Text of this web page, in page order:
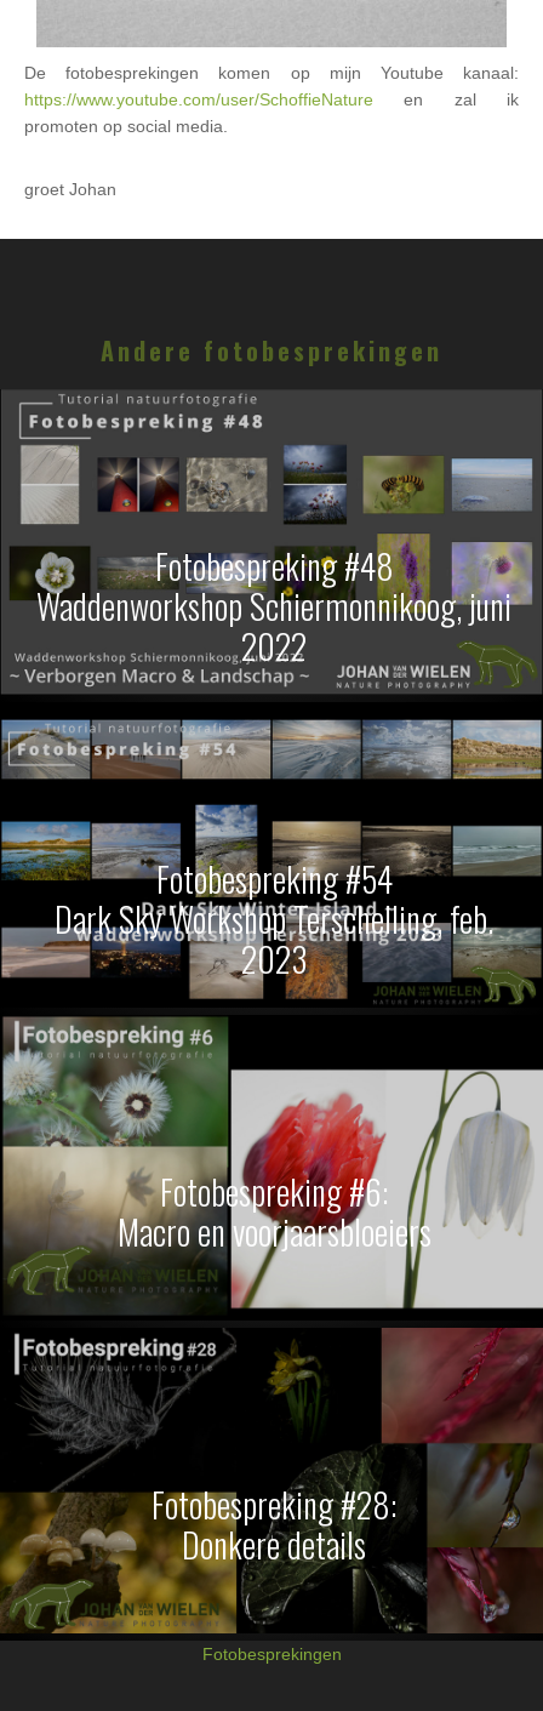
De fotobesprekingen komen op mijn Youtube kanaal:
https://www.youtube.com/user/SchoffieNature en zal ik
promoten op social media.
groet Johan
Andere fotobesprekingen
Fotobespreking #48
Waddenworkshop Schiermonnikoog, juni
2022
Fotobespreking #54
Dark Sky Workshop Terschelling, feb.
2023
Fotobespreking #6:
Macro en voorjaarsbloeiers
Fotobespreking #28:
Donkere details
Fotobesprekingen